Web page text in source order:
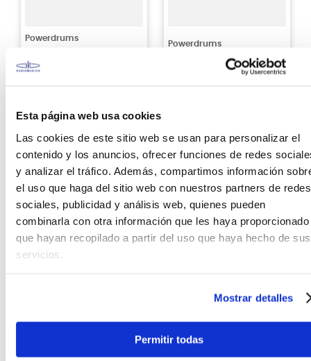
Esta página web usa cookies
Las cookies de este sitio web se usan para personalizar el
contenido y los anuncios, ofrecer funciones de redes
y analizar el tráfico. Además, compartimos información
el uso que haga del sitio web con nuestros partners de redes
sociales, publicidad y análisis web, quienes pueden
combinarla con otra información que les haya proporcionado
que hayan recopilado a partir del uso que haya hecho de sus
servicios.
Mostrar detalles
Permitir todas
Powerdrums
Powerdrums TP-02
Antes: S/ 289.00
Ver producto
Agregar
Powerdrums
Sillín para batería de
niño TP-01 Powerdrums
Ver producto
Agregar
respaldo Powerdrums